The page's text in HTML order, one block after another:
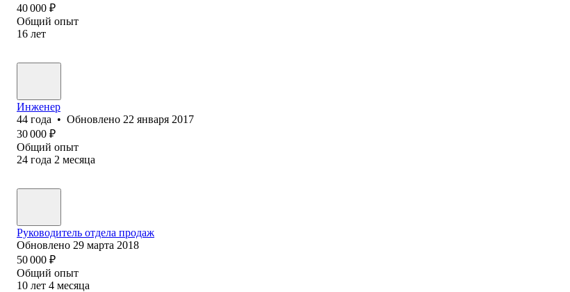
40 000 ₽
Общий опыт
16 лет
Инженер
44 года • Обновлено 22 января 2017
30 000 ₽
Общий опыт
24 года 2 месяца
Руководитель отдела продаж
Обновлено 29 марта 2018
50 000 ₽
Общий опыт
10 лет 4 месяца